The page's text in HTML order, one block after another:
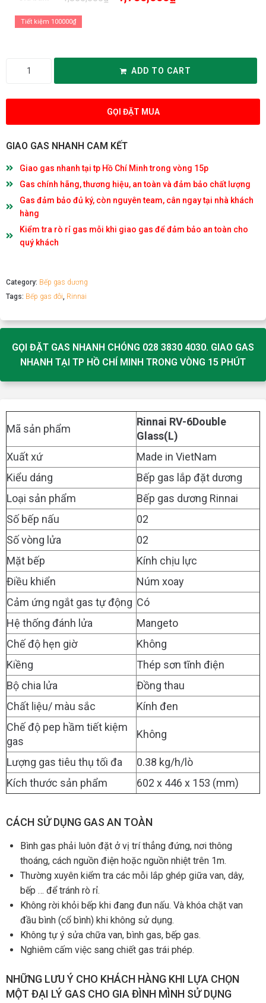
Tiết kiệm 100000₫
ADD TO CART
GỌI ĐẶT MUA
GIAO GAS NHANH CAM KẾT
Giao gas nhanh tại tp Hồ Chí Minh trong vòng 15p
Gas chính hãng, thương hiệu, an toàn và đảm bảo chất lượng
Gas đảm bảo đủ ký, còn nguyên team, cân ngay tại nhà khách
hàng
Kiểm tra rò rỉ gas mỗi khi giao gas để đảm bảo an toàn cho
quý khách
Category: Bếp gas dương
Tags: Bếp gas đôi, Rinnai
GỌI ĐẶT GAS NHANH CHÓNG 028 3830 4030. GIAO GAS
NHANH TẠI TP HỒ CHÍ MINH TRONG VÒNG 15 PHÚT
Mã sản phẩm
Rinnai RV-6Double
Glass(L)
Xuất xứ
Made in VietNam
Kiểu dáng
Bếp gas lắp đặt dương
Loại sản phẩm
Bếp gas dương Rinnai
Số bếp nấu
02
Số vòng lửa
02
Mặt bếp
Kính chịu lực
Điều khiển
Núm xoay
Cảm ứng ngắt gas tự động Có
Hệ thống đánh lửa
Mangeto
Chế độ hẹn giờ
Không
Kiềng
Thép sơn tĩnh điện
Bộ chia lửa
Đồng thau
Chất liệu/ màu sắc
Kính đen
Chế độ pep hầm tiết kiệm
gas
Không
Lượng gas tiêu thụ tối đa
0.38 kg/h/lò
Kích thước sản phẩm
602 x 446 x 153 (mm)
CÁCH SỬ DỤNG GAS AN TOÀN
Bình gas phải luôn đặt ở vị trí thẳng đứng, nơi thông
thoáng, cách nguồn điện hoặc nguồn nhiệt trên 1m.
Thường xuyên kiểm tra các mỗi lắp ghép giữa van, dây,
bếp … để tránh rò rỉ.
Không rời khỏi bếp khi đang đun nấu. Và khóa chặt van
đầu bình (cổ bình) khi không sử dụng.
Không tự ý sửa chữa van, bình gas, bếp gas.
Nghiêm cấm việc sang chiết gas trái phép.
NHỮNG LƯU Ý CHO KHÁCH HÀNG KHI LỰA CHỌN
MỘT ĐẠI LÝ GAS CHO GIA ĐÌNH MÌNH SỬ DỤNG